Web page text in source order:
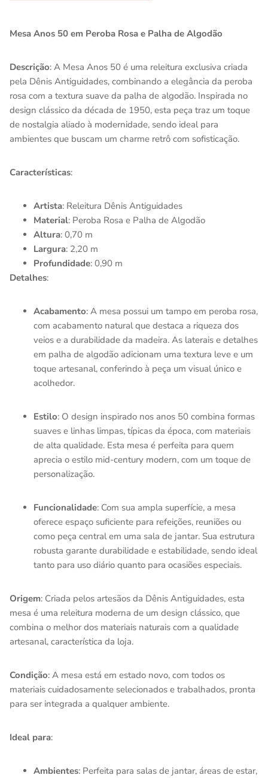
Mesa Anos 50 em Peroba Rosa e Palha de Algodão
Descrição: A Mesa Anos 50 é uma releitura exclusiva criada
pela Dênis Antiguidades, combinando a elegância da peroba
rosa com a textura suave da palha de algodão. Inspirada no
design clássico da década de 1950, esta peça traz um toque
de nostalgia aliado à modernidade, sendo ideal para
ambientes que buscam um charme retrô com sofisticação.
Características:
Artista: Releitura Dênis Antiguidades
Material: Peroba Rosa e Palha de Algodão
Altura: 0,70 m
Largura: 2,20 m
Profundidade: 0,90 m
Detalhes:
Acabamento: A mesa possui um tampo em peroba rosa,
com acabamento natural que destaca a riqueza dos
veios e a durabilidade da madeira. As laterais e detalhes
em palha de algodão adicionam uma textura leve e um
toque artesanal, conferindo à peça um visual único e
acolhedor.
Estilo: O design inspirado nos anos 50 combina formas
suaves e linhas limpas, típicas da época, com materiais
de alta qualidade. Esta mesa é perfeita para quem
aprecia o estilo mid-century modern, com um toque de
personalização.
Funcionalidade: Com sua ampla superfície, a mesa
oferece espaço suficiente para refeições, reuniões ou
como peça central em uma sala de jantar. Sua estrutura
robusta garante durabilidade e estabilidade, sendo ideal
tanto para uso diário quanto para ocasiões especiais.
Origem: Criada pelos artesãos da Dênis Antiguidades, esta
mesa é uma releitura moderna de um design clássico, que
combina o melhor dos materiais naturais com a qualidade
artesanal, característica da loja.
Condição: A mesa está em estado novo, com todos os
materiais cuidadosamente selecionados e trabalhados, pronta
para ser integrada a qualquer ambiente.
Ideal para:
Ambientes: Perfeita para salas de jantar, áreas de estar,